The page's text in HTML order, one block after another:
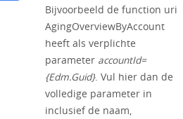
Bijvoorbeeld de function uri
AgingOverviewByAccount
heeft als verplichte
parameter accountId=
{Edm.Guid}. Vul hier dan de
volledige parameter in
inclusief de naam,